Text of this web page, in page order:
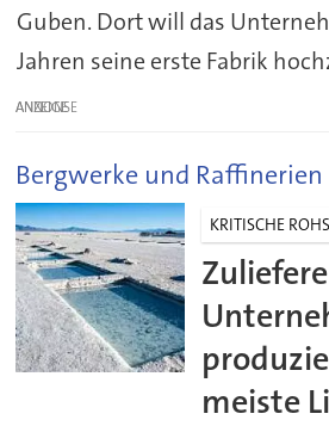
Guben. Dort will das
Jahren seine erste Fabrik
ANZEIGE
Bergwerke und Raffinerien
KRITISCHE
meiste